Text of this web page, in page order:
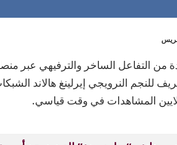
التفاعل الساخر والترفيهي عبر
للنجم النرويجي إيرلينغ هالاند
المشاهدات في وقت قياسي.